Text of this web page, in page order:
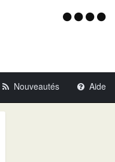
Menu
Nouveautés Aide